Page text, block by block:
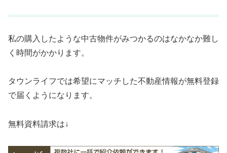
私の購入したような中古物件がみつかるのはなかなか難し
く時間がかかります。
タウンライフでは希望にマッチした不動産情報が無料登録
で届くようになります。
無料資料請求は↓